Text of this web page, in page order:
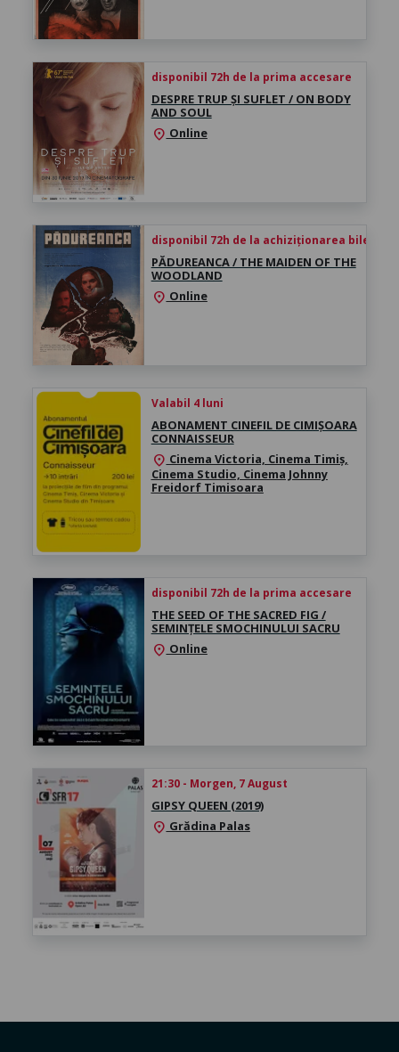
disponibil 72h de la prima accesare
DESPRE TRUP ȘI SUFLET / ON BODY
AND SOUL
location_on Online
disponibil 72h de la achiziționarea biletului
PĂDUREANCA / THE MAIDEN OF THE
WOODLAND
location_on Online
Valabil 4 luni
ABONAMENT CINEFIL DE CIMIȘOARA
CONNAISSEUR
location_on Cinema Victoria, Cinema Timiș,
Cinema Studio, Cinema Johnny
Freidorf Timisoara
disponibil 72h de la prima accesare
THE SEED OF THE SACRED FIG /
SEMINȚELE SMOCHINULUI SACRU
location_on Online
21:30 - Morgen, 7 August
GIPSY QUEEN (2019)
location_on Grădina Palas